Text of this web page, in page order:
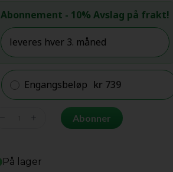
Abonnement - 10% Avslag på frakt!
Engangsbeløp kr 739
09/07
Abonner
På lager